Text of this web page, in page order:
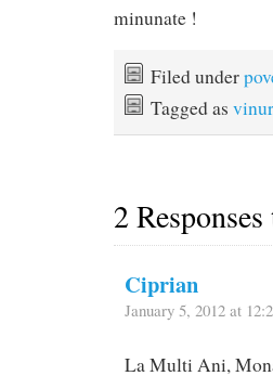
minunate !
Filed under
Tagged as
2
Ciprian
January 5, 2012 at
La Multi Ani,